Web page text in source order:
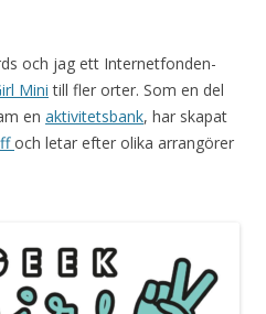
och jag ett Internetfonden-
Mini till fler orter. Som en del
en aktivitetsbank, har skapat
och letar efter olika arrangörer